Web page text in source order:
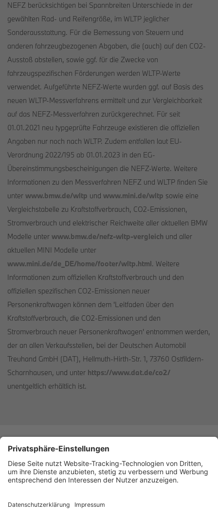
NEFZ berücksichtigen bei Spannbreiten Unterschiede in der
gewählten Rad- und Reifengröße, im WLTP jeglicher
Sonderausstattung. Für die Bemessung von Steuern und
anderen fahrzeugbezogenen Abgaben, die (auch) auf den CO2-
Ausstoß abstellen, sowie ggf. für die Zwecke von
fahrzeugspezifischen Förderungen werden WLTP-Werte
verwendet. Aufgeführte NEFZ-Werte wurden ggf. auf Basis des
neuen WLTP-Messverfahrens ermittelt und zur Vergleichbarkeit
auf das NEFZ-Messverfahren zurückgerechnet. Für seit
01.01.2021 neu typgeprüfte Fahrzeuge existieren die offiziellen
Angaben nur noch nach WLTP. Zudem entfallen laut EU-
Verordnung 2022/195 ab 01.01.2023 in den EG-
Übereinstimmungsbescheinigungen die NEFZ-Werte. Weitere
Informationen zu den Messverfahren NEFZ und WLTP finden Sie
unter www.bmw.de/wltp und www.mini.de/wltp sowie eine
Vergleichstabelle zu Kraftstoffverbrauch, CO2-Emissionen,
Stromverbrauch und elektrischer Reichweite aller aktuellen BMW
Modelle unter www.bmw.de/nefz-wltp-vergleich und aller
aktuellen MINI Modelle unter
www.mini.de/de_DE/home/footer/wltp.html. Weitere
Informationen zum offiziellen Kraftstoffverbrauch und den
offiziellen spezifischen CO2-Emissionen neuer
Personenkraftwagen können dem 'Leitfaden über den
Kraftstoffverbrauch, die CO2-Emissionen und den
Stromverbrauch neuer Personenkraftwagen' entnommen werden,
der an allen Verkaufsstellen, bei der Deutschen Automobil
Treuhand GmbH (DAT), Hellmuth-Hirth-Str. 1, 73760 Ostfildern-
Scharnhausen, und unter https://www.dat.de/co2/
unentgeltlich erhältlich ist.